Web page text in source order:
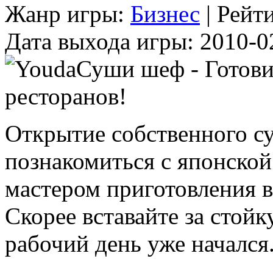
Жанр игры: Бизнес |
Дата выхода игры: 2010-
Открытие собственного
познакомиться с
мастером приготовления
Скорее вставайте за
рабочий день уже